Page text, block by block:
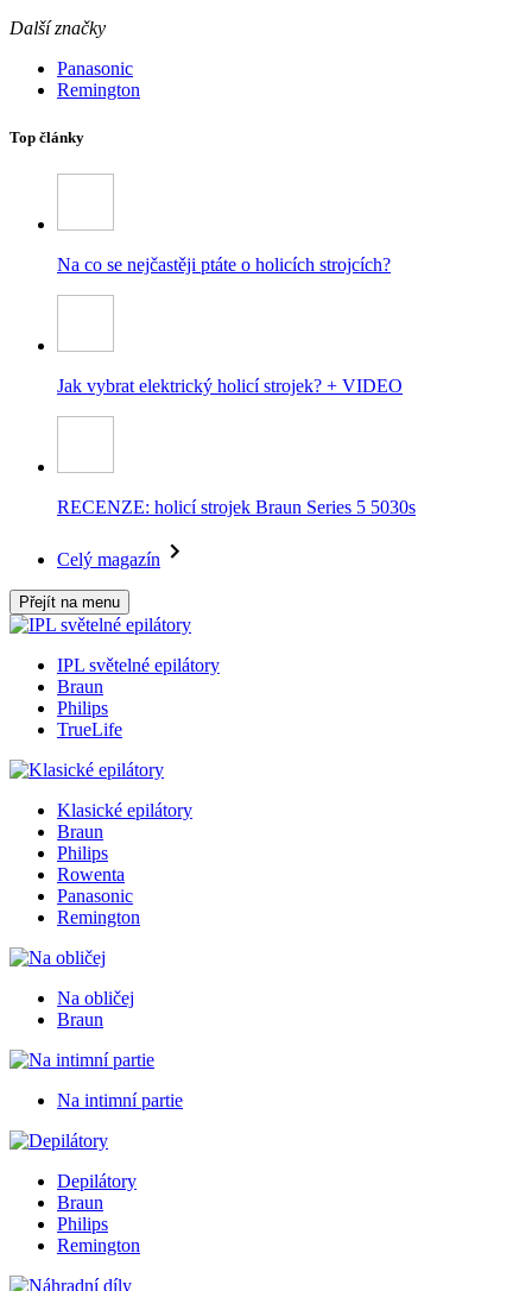
Další značky
Panasonic
Remington
Top články
Na co se nejčastěji ptáte o holicích strojcích?
Jak vybrat elektrický holicí strojek? + VIDEO
RECENZE: holicí strojek Braun Series 5 5030s
Celý magazín
Přejít na menu
IPL světelné epilátory
Braun
Philips
TrueLife
Klasické epilátory
Braun
Philips
Rowenta
Panasonic
Remington
Na obličej
Braun
Na intimní partie
Depilátory
Braun
Philips
Remington